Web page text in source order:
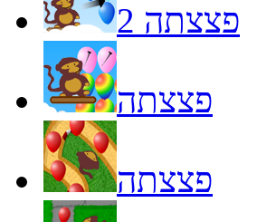
פצצתה 2
פצצתה
פצצתה